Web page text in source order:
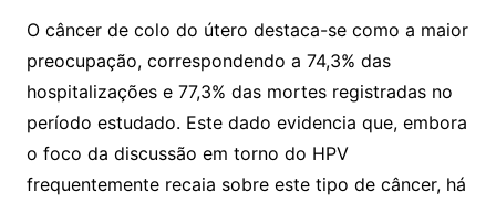
O câncer de colo do útero destaca-se como a maior
preocupação, correspondendo a 74,3% das
hospitalizações e 77,3% das mortes registradas no
período estudado. Este dado evidencia que, embora
o foco da discussão em torno do HPV
frequentemente recaia sobre este tipo de câncer, há